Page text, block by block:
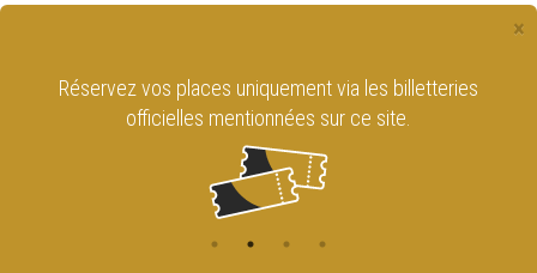
×
Réservez vos places uniquement via les billetteries
officielles mentionnées sur ce site.